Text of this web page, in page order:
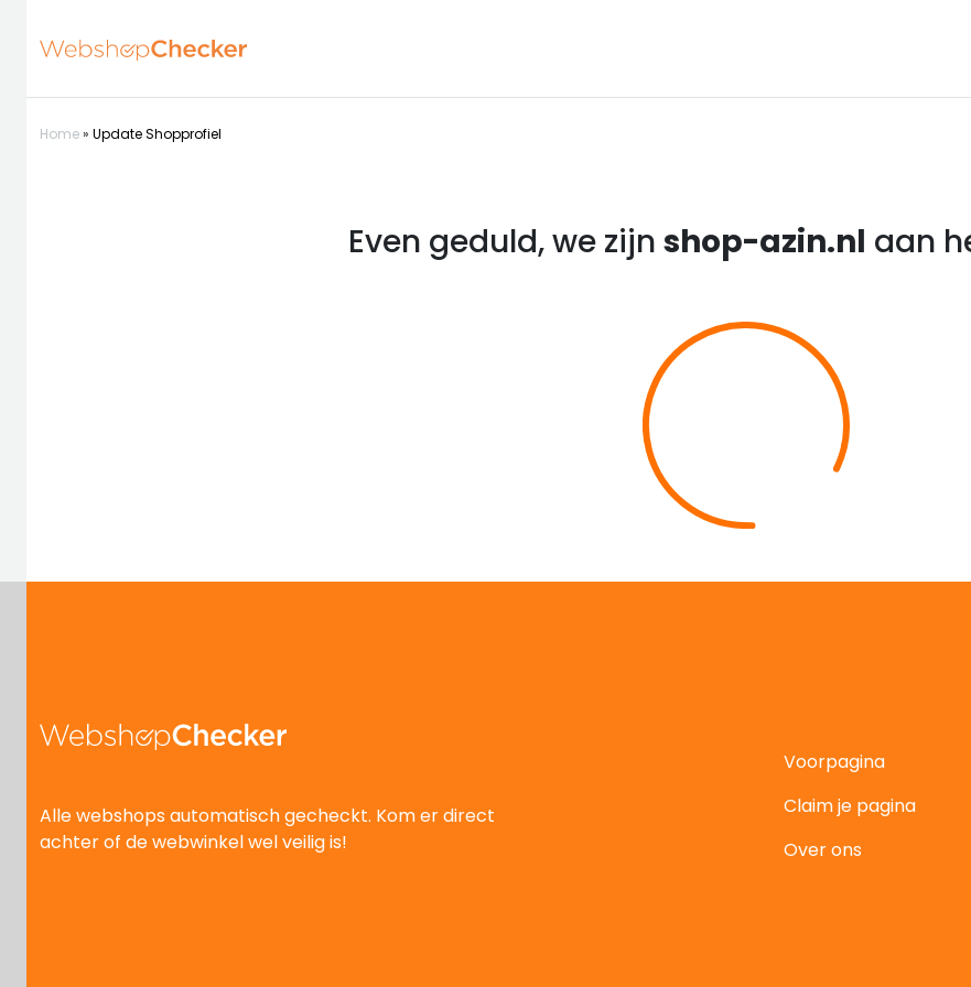
Home» Update Shopprofiel
Even geduld, we zijn shop-azin.nl aan
Alle webshops automatisch gecheckt. Kom er direct
achter of de webwinkel wel veilig is!
Voorpagina
Claim je pagina
Over ons